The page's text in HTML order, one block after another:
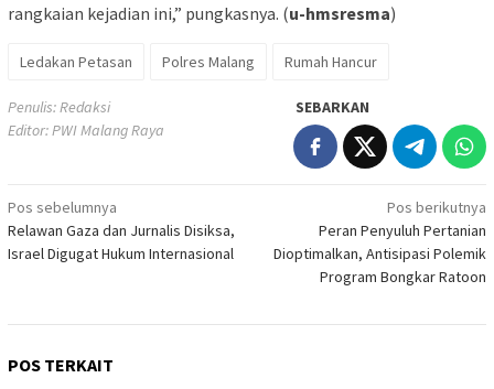
rangkaian kejadian ini,” pungkasnya. (u-hmsresma)
Ledakan Petasan Polres Malang Rumah Hancur
Penulis: Redaksi
Editor: PWI Malang Raya
SEBARKAN
Navigasi
pos
Pos sebelumnya
Relawan Gaza dan Jurnalis Disiksa,
Israel Digugat Hukum Internasional
Pos berikutnya
Peran Penyuluh Pertanian
Dioptimalkan, Antisipasi Polemik
Program Bongkar Ratoon
POS TERKAIT